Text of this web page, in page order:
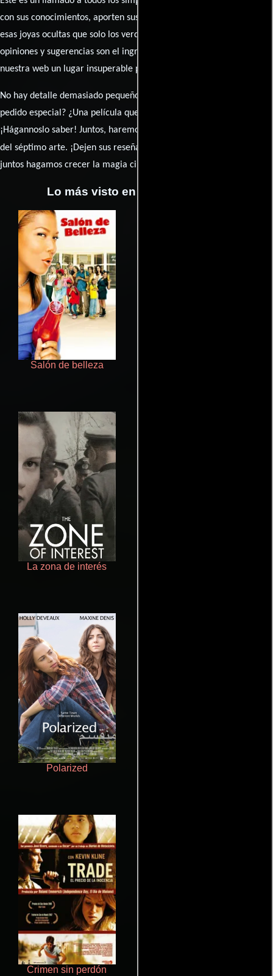
con sus conocimientos, aporten sus descubrimientos y compartan
esas joyas ocultas que solo los verdaderos fanáticos conocen. Sus
opiniones y sugerencias son el ingrediente secreto que hará de
nuestra web un lugar insuperable para los amantes del celuloide.
No hay detalle demasiado pequeño ni opinión insignificante. ¿Algún
pedido especial? ¿Una película que sueñas con ver reseñada?
¡Hágannoslo saber! Juntos, haremos de esta comunidad el epicentro
del séptimo arte. ¡Dejen sus reseña en la
juntos hagamos crecer la magia cinematográfica!
Lo más visto en Cineyseries.net
Salón de belleza
La zona de interés
Polarized
Crimen sin perdón